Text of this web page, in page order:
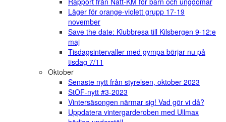
Läger för orange-violett grupp 17-19
november
Save the date: Klubbresa till Kilsbergen 9-12:e
maj
Tisdagsintervaller med gympa börjar nu på
tisdag 7/11
Oktober
Senaste nytt från styrelsen, oktober 2023
StOF-nytt #3-2023
Vintersäsongen närmar sig! Vad gör vi då?
Uppdatera vintergarderoben med Ullmax